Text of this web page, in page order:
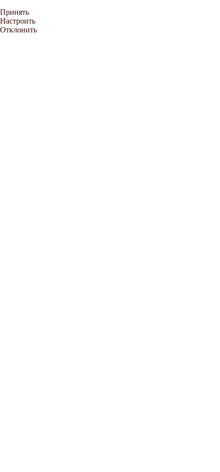
Принять
Настроить
Отклонить